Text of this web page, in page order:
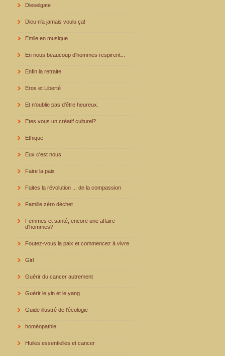
Dieselgate
Dieu n'a jamais voulu ça!
Emile en musique
En nous beaucoup d'hommes respirent...
Enfin la retraite
Eros et Liberté
Et n'oublie pas d'être heureux.
Etes vous un créatif culturel?
Ethique
Eux c'est nous
Faire la paix
Faites la révolution ... de la compassion
Famille zéro déchet
Femmes et santé, encore une affaire
d'hommes?
Foutez-vous la paix et commencez à vivre
Girl
Guérir du cancer autrement
Guérir le yin et le yang
Guide illustré de l'écologie
homéopathie
Huiles essentielles et cancer